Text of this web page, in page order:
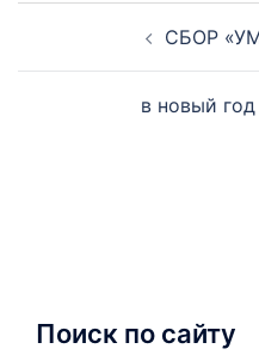
СБОР
в новый год
Поиск по сайту